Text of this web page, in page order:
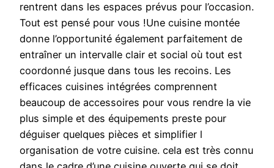
rentrent dans les espaces prévus pour l’occasion.
Tout est pensé pour vous !Une cuisine montée
donne l’opportunité également parfaitement de
entraîner un intervalle clair et social où tout est
coordonné jusque dans tous les recoins. Les
efficaces cuisines intégrées comprennent
beaucoup de accessoires pour vous rendre la vie
plus simple et des équipements preste pour
déguiser quelques pièces et simplifier l
organisation de votre cuisine. cela est très connu